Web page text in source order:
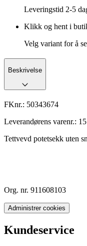
Leveringstid 2-5
Klikk og hent i
Velg variant for å
Beskrivelse
FKnr.: 50343674
Leverandørens varenr.:
Tettvevd potetsekk uten
Org. nr. 911608103
Administrer cookies
Kundeservice